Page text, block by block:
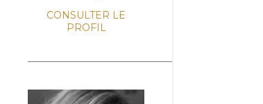
CONSULTER LE
PROFIL